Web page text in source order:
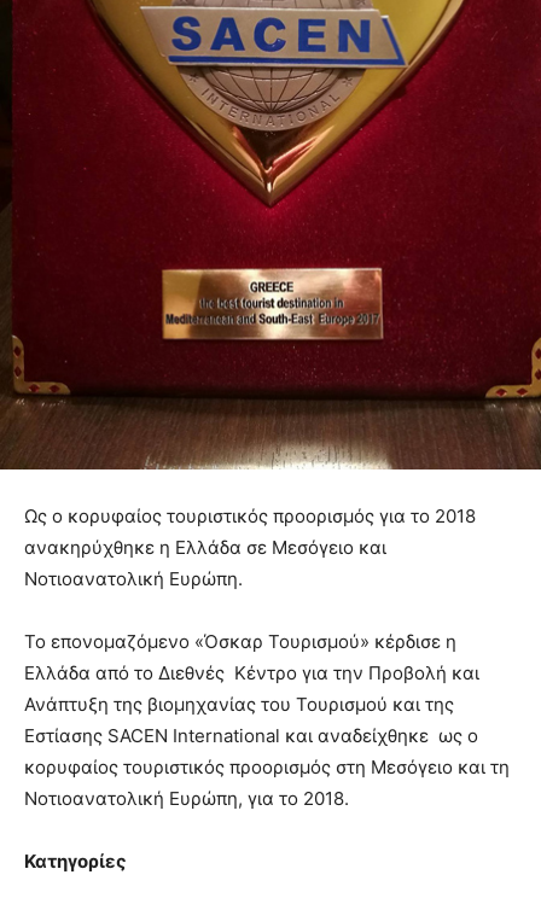
Ως ο κορυφαίος τουριστικός προορισμός για το 2018
ανακηρύχθηκε η Ελλάδα σε Μεσόγειο και
Νοτιοανατολική Ευρώπη.
Το επονομαζόμενο «Όσκαρ Τουρισμού» κέρδισε η
Ελλάδα από το Διεθνές Κέντρο για την Προβολή και
Ανάπτυξη της βιομηχανίας του Τουρισμού και της
Eστίασης SACEN International και αναδείχθηκε ως ο
κορυφαίος τουριστικός προορισμός στη Μεσόγειο και τη
Νοτιοανατολική Ευρώπη, για το 2018.
Κατηγορίες